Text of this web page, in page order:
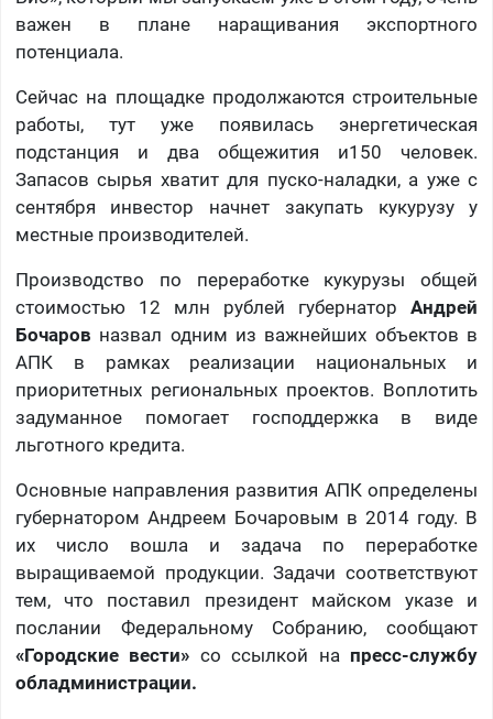
важен в плане наращивания экспортного
потенциала.
Сейчас на площадке продолжаются строительные
работы, тут уже появилась энергетическая
подстанция и два общежития и150 человек.
Запасов сырья хватит для пуско-наладки, а уже с
сентября инвестор начнет закупать кукурузу у
местные производителей.
Производство по переработке кукурузы общей
стоимостью 12 млн рублей губернаторАндрей
Бочаров назвал одним из важнейших объектов в
АПК в рамках реализации национальных и
приоритетных региональных проектов. Воплотить
задуманное помогает господдержка в виде
льготного кредита.
Основные направления развития АПК определены
губернатором Андреем Бочаровым в 2014 году. В
их число вошла и задача по переработке
выращиваемой продукции. Задачи соответствуют
тем, что поставил президент майском указе и
послании Федеральному Собранию, сообщают
«Городские вести» со ссылкой на пресс-службу
обладминистрации.